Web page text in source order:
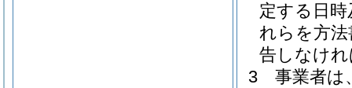
定する日
れらを方
告しなけ
3
事業者は